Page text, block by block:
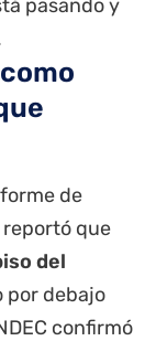
pasando y
de
reportó que
del
por debajo
confirmó